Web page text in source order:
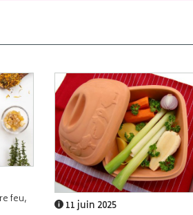
feu,
11 juin 2025